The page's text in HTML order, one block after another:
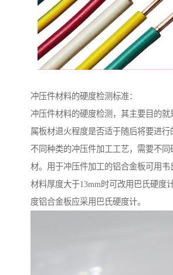
冲压件材料的硬度检测标准：
冲压件材料的硬度检测，其主要目的就
属板材退火程度是否适于随后将要进行
不同种类的冲压件加工工艺，需要不同
材。用于冲压件加工的铝合金板可用韦
材料厚度大于13mm时可改用巴氏硬度
度铝合金板应采用巴氏硬度计。